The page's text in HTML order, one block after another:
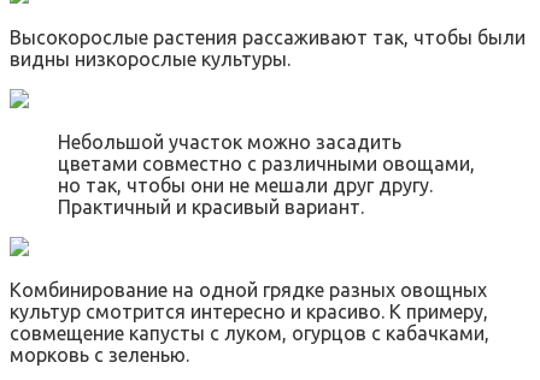
Высокорослые растения рассаживают так, чтобы были
видны низкорослые культуры.
Небольшой участок можно засадить
цветами совместно с различными овощами,
но так, чтобы они не мешали друг другу.
Практичный и красивый вариант.
Комбинирование на одной грядке разных овощных
культур смотрится интересно и красиво. К примеру,
совмещение капусты с луком, огурцов с кабачками,
морковь с зеленью.